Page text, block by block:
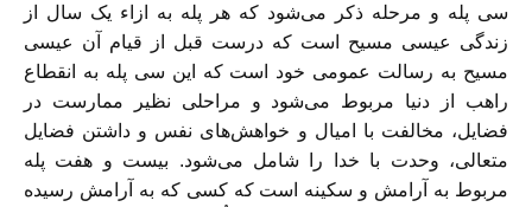
سی پله و مرحله ذکر می‌شود که هر پله به ازاء یک سال از
زندگی عیسی مسیح است که درست قبل از قیام آن عیسی
مسیح به رسالت عمومی خود است که این سی پله به انقطاع
راهب از دنیا مربوط می‌شود و مراحلی نظیر ممارست در
فضایل، مخالفت با امیال و خواهش‌های نفس و داشتن فضایل
متعالی، وحدت با خدا را شامل می‌شود. بیست و هفت پله
مربوط به آرامش و سکینه است که کسی که به آرامش رسیده